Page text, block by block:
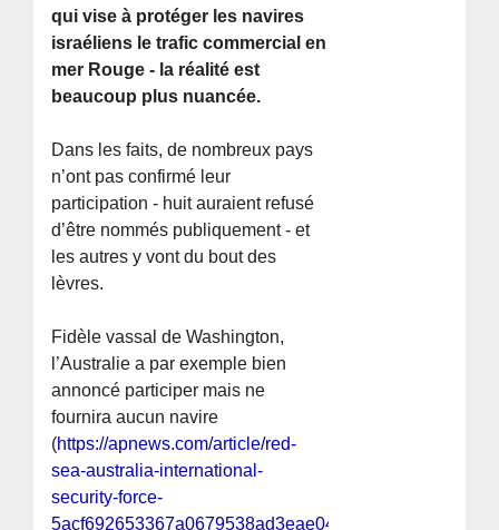
qui vise à protéger les navires
israéliens le trafic commercial en
mer Rouge - la réalité est
beaucoup plus nuancée.
Dans les faits, de nombreux pays
n’ont pas confirmé leur
participation - huit auraient refusé
d’être nommés publiquement - et
les autres y vont du bout des
lèvres.
Fidèle vassal de Washington,
l’Australie a par exemple bien
annoncé participer mais ne
fournira aucun navire
(https://apnews.com/article/red-
sea-australia-international-
security-force-
5acf692653367a0679538ad3eae0444e